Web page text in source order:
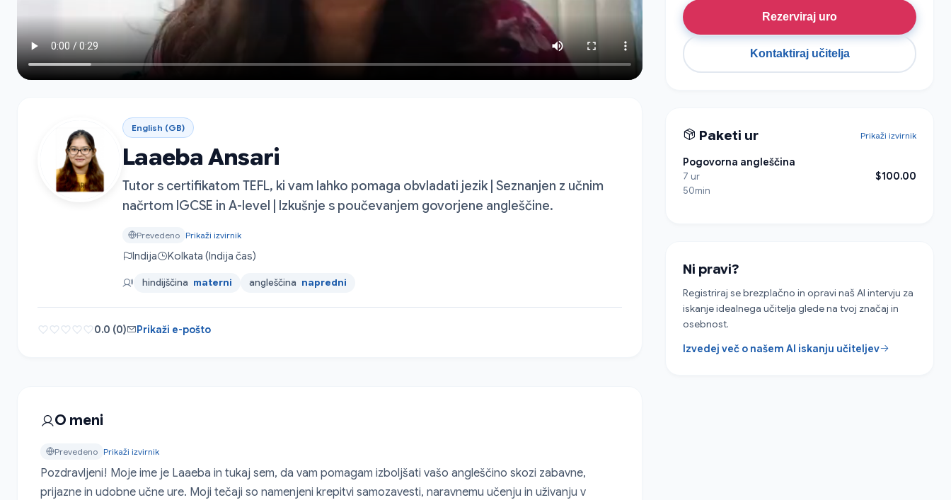
English (GB)
Laaeba Ansari
Tutor s certifikatom TEFL, ki vam lahko pomaga obvladati jezik | Seznanjen z učnim
načrtom IGCSE in A-level | Izkušnje s poučevanjem govorjene angleščine.
Prevedeno Prikaži izvirnik
Indija Kolkata (Indija čas)
hindijščina materni angleščina napredni
0.0 (0) Prikaži e-pošto
O meni
Prevedeno Prikaži izvirnik
Pozdravljeni! Moje ime je Laaeba in tukaj sem, da vam pomagam izboljšati vašo angleščino skozi zabavne,
prijazne in udobne učne ure. Moji tečaji so namenjeni krepitvi samozavesti, naravnemu učenju in uživanju v
Rezerviraj uro
Kontaktiraj učitelja
Paketi ur Prikaži izvirnik
Pogovorna angleščina
7 ur
50min
$100.00
Ni pravi?
Registriraj se brezplačno in opravi naš AI intervju za
iskanje idealnega učitelja glede na tvoj značaj in
osebnost.
Izvedej več o našem AI iskanju učiteljev